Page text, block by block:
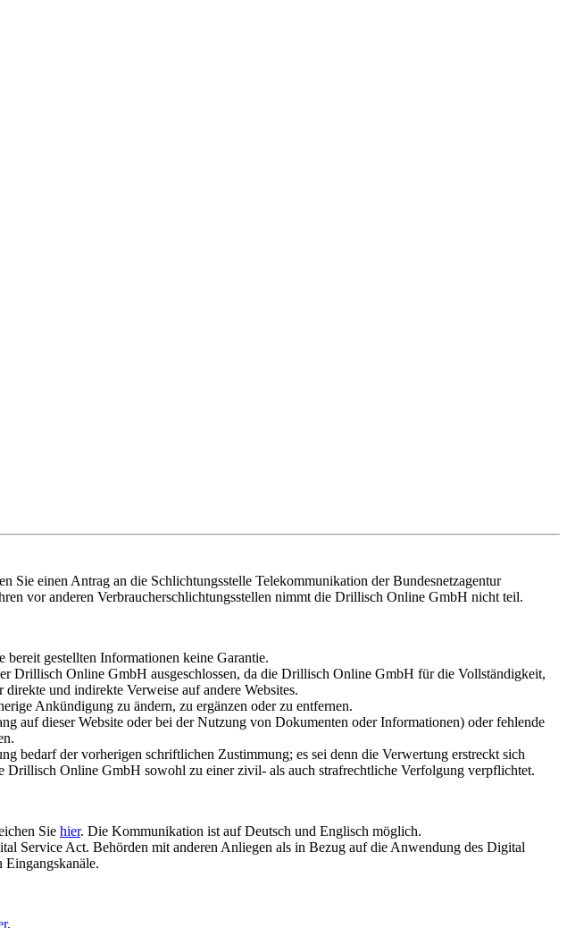
einen Antrag an die Schlichtungsstelle Telekommunikation der Bundesnetzagentur
vor anderen Verbraucherschlichtungsstellen nimmt die Drillisch Online GmbH nicht teil.
gestellten Informationen keine Garantie.
Drillisch Online GmbH ausgeschlossen, da die Drillisch Online GmbH für die Vollständigkeit,
und indirekte Verweise auf andere Websites.
Ankündigung zu ändern, zu ergänzen oder zu entfernen.
auf dieser Website oder bei der Nutzung von Dokumenten oder Informationen) oder fehlende
bedarf der vorherigen schriftlichen Zustimmung; es sei denn die Verwertung erstreckt sich
Online GmbH sowohl zu einer zivil- als auch strafrechtliche Verfolgung verpflichtet.
Sie hier. Die Kommunikation ist auf Deutsch und Englisch möglich.
Service Act. Behörden mit anderen Anliegen als in Bezug auf die Anwendung des Digital
.